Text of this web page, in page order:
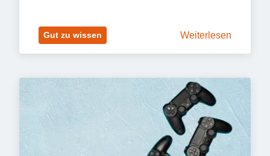
Gut zu wissen Weiterlesen